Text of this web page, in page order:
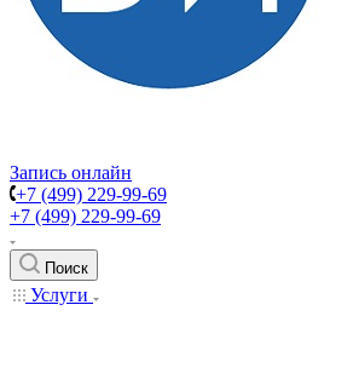
Запись онлайн
+7 (499) 229-99-69
+7 (499) 229-99-69
Поиск
Услуги